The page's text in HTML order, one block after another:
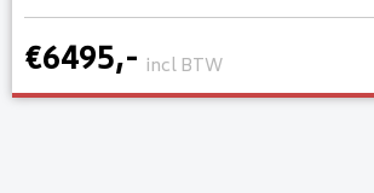
€6495,- incl BTW